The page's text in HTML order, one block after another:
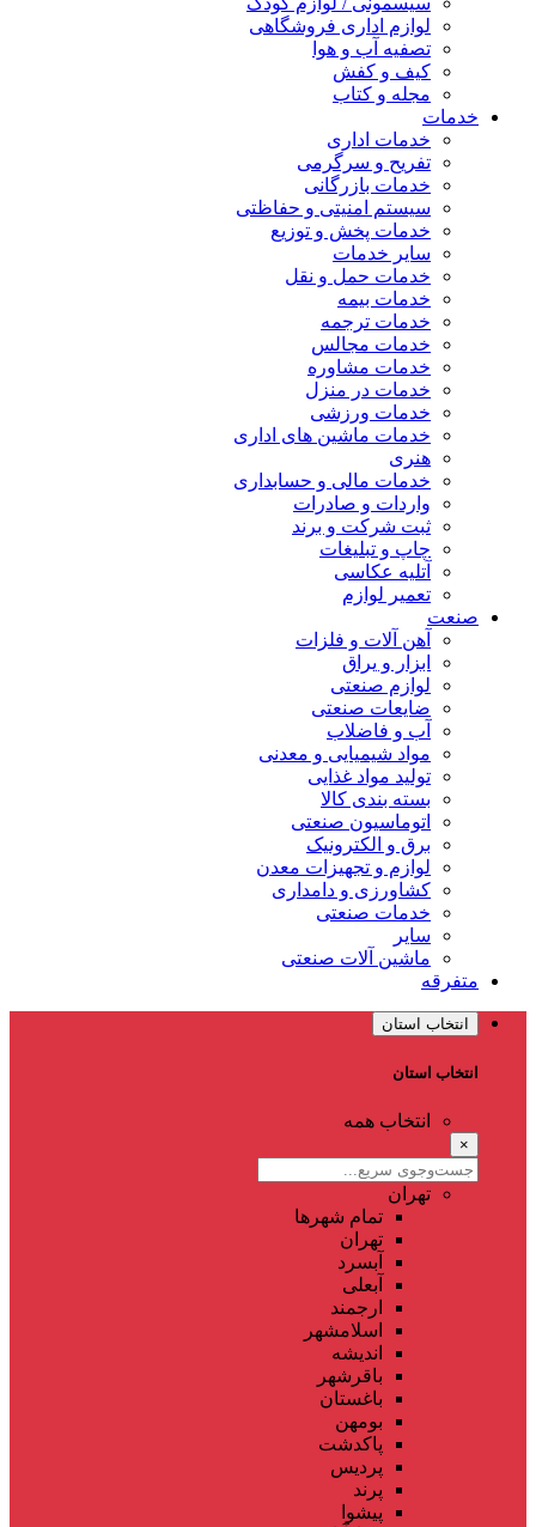
لوازم اداری فروشگاهی
تصفیه آب و هوا
کیف و کفش
مجله و کتاب
خدمات
خدمات اداری
تفریح و سرگرمی
خدمات بازرگانی
سیستم امنیتی و حفاظتی
خدمات پخش و توزیع
سایر خدمات
خدمات حمل و نقل
خدمات بیمه
خدمات ترجمه
خدمات مجالس
خدمات مشاوره
خدمات در منزل
خدمات ورزشی
خدمات ماشین های اداری
هنری
خدمات مالی و حسابداری
واردات و صادرات
ثبت شرکت و برند
چاپ و تبلیغات
آتلیه عکاسی
تعمیر لوازم
صنعت
آهن آلات و فلزات
ابزار و یراق
لوازم صنعتی
ضایعات صنعتی
آب و فاضلاب
مواد شیمیایی و معدنی
تولید مواد غذایی
بسته بندی کالا
اتوماسیون صنعتی
برق و الکترونیک
لوازم و تجهیزات معدن
کشاورزی و دامداری
خدمات صنعتی
سایر
ماشین آلات صنعتی
متفرقه
انتخاب استان
انتخاب استان
انتخاب همه
×
تهران
تمام شهر‌ها
تهران
آبسرد
آبعلی
ارجمند
اسلامشهر
اندیشه
باقرشهر
باغستان
بومهن
پاکدشت
پردیس
پرند
پیشوا